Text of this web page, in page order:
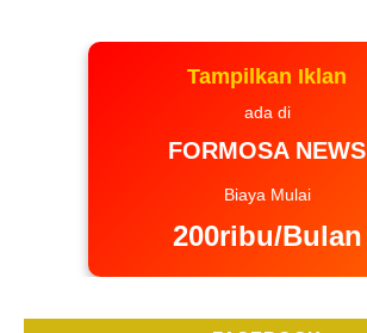
Tampilkan Iklan
ada di
FORMOSA NEWS
Biaya Mulai
200ribu/Bulan